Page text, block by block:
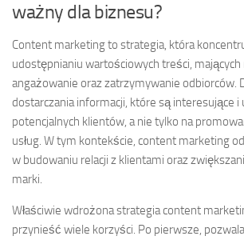
ważny dla biznesu?
Content marketing to strategia, która
udostępnianiu wartościowych treści, mających
angażowanie oraz zatrzymywanie odbiorców.
dostarczania informacji, które są interesujące i
potencjalnych klientów, a nie tylko na
usług. W tym kontekście, content marketing
w budowaniu relacji z klientami oraz
marki.
Właściwie wdrożona strategia content
przynieść wiele korzyści. Po pierwsze,